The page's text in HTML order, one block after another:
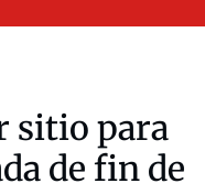
sitio para
de fin de